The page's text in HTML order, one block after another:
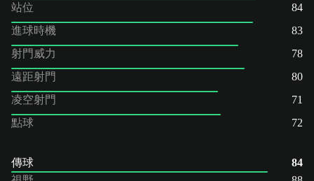
站位
84
進球時機
83
射門威力
78
遠距射門
80
凌空射門
71
點球
72
傳球
84